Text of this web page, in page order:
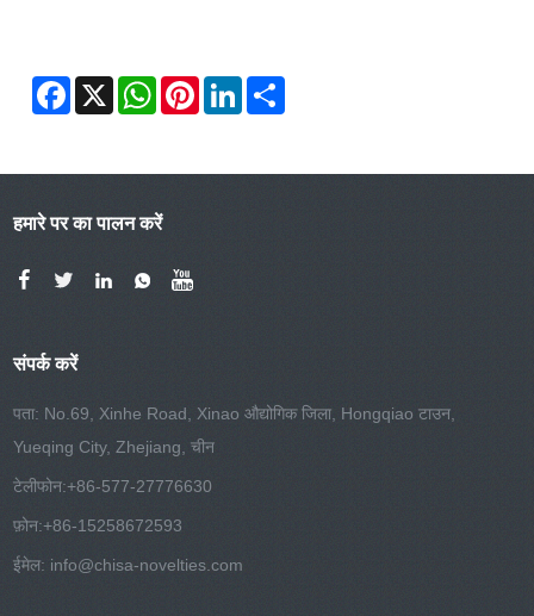
Facebook
X WhatsAppPinterestLinkedIn
हमारे पर का पालन करें
संपर्क करें
पता: No.69, Xinhe Road, Xinao औद्योगिक जिला, Hongqiao टाउन,
Yueqing City, Zhejiang, चीन
टेलीफोन:+86-577-27776630
फ़ोन:+86-15258672593
ईमेल: info@chisa-novelties.com